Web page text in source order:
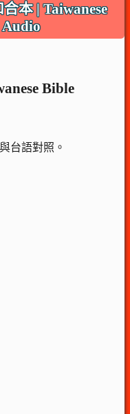
本 | Taiwanese
Audio
Bible
台語對照。